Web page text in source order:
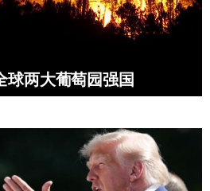
球两大葡萄园强国